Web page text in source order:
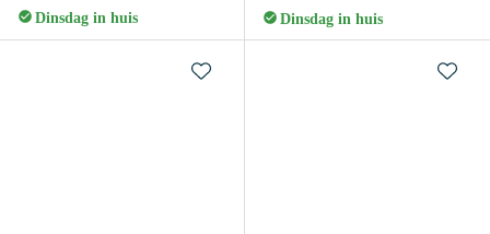
Dinsdag in huis Dinsdag in huis